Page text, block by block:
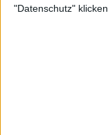
"Datenschutz" klicken.